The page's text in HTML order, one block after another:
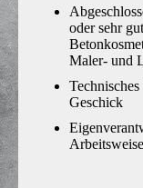
oder sehr
Maler- und
Geschick
Arbeitsweise